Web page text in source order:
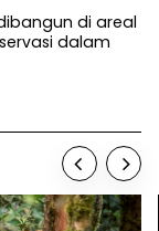
di areal
dalam